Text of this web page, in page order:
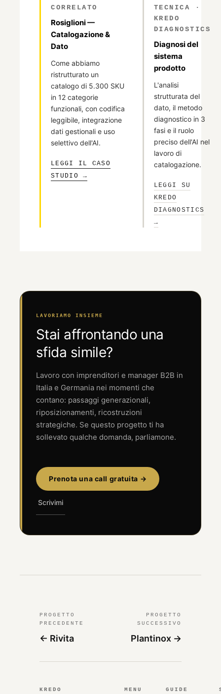
CORRELATO
Rosiglioni —
Catalogazione &
Dato
Come abbiamo
ristrutturato un
catalogo di 5.300 SKU
in 12 categorie
funzionali, con codifica
leggibile, integrazione
dati gestionali e uso
selettivo dell'AI.
LEGGI IL CASO
STUDIO →
TECNICA ·
KREDO
DIAGNOSTICS
Diagnosi del
sistema
prodotto
L'analisi
strutturata del
dato, il metodo
diagnostico in 3
fasi e il ruolo
preciso dell'AI nel
lavoro di
catalogazione.
LEGGI SU
KREDO
DIAGNOSTICS
→
LAVORIAMO INSIEME
Stai affrontando una
sfida simile?
Lavoro con imprenditori e manager B2B in
Italia e Germania nei momenti che
contano: passaggi generazionali,
riposizionamenti, ricostruzioni
strategiche. Se questo progetto ti ha
sollevato qualche domanda, parliamone.
Prenota una call gratuita →
Scrivimi
PROGETTO
PRECEDENTE
← Rivita
PROGETTO
SUCCESSIVO
Plantinox →
KREDO
MENU GUIDE